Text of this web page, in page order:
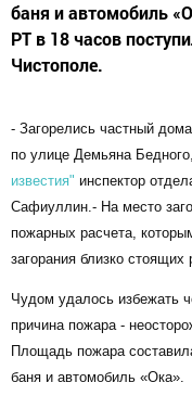
баня и автомобиль
РТ в 18 часов
Чистополе.
- Загорелись частный
по улице Демьяна
известия" инспектор
Сафиуллин.- На место
пожарных расчета,
загорания близко
Чудом удалось избежать
причина пожара -
Площадь пожара
баня и автомобиль «Ока».